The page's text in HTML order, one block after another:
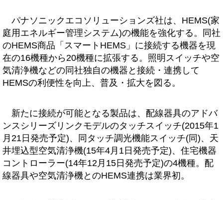
パナソニックエコソリューションズ社は、HEMS(家
庭用エネルギー管理システム)の機能を強化する。同社
のHEMS商品「スマートHEMS」に接続する機器を現
在の16機種から20機種に拡張する。照明スイッチや空
気清浄機などの同社独自の機器と接続・連携して
HEMSの利便性を向上、普及・拡大を図る。
新たに接続が可能となる製品は、配線器具のアドバ
ンスシリーズリンクモデルのタッチスイッチ(2015年1
月21日発売予定)、同タッチ調光機能スイッチ(同)、天
井埋込型空気清浄機(15年4月1日発売予定)、住宅機器
コントローラー(14年12月15日発売予定)の4機種。配
線器具や空気清浄機とのHEMS連携は業界初。